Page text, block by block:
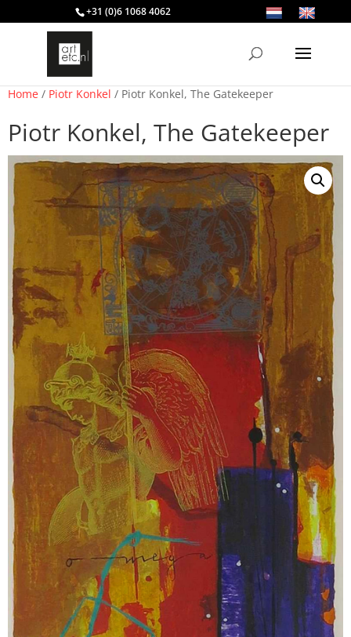
+31 (0)6 1068 4062
Home / Piotr Konkel / Piotr Konkel, The Gatekeeper
Piotr Konkel, The Gatekeeper